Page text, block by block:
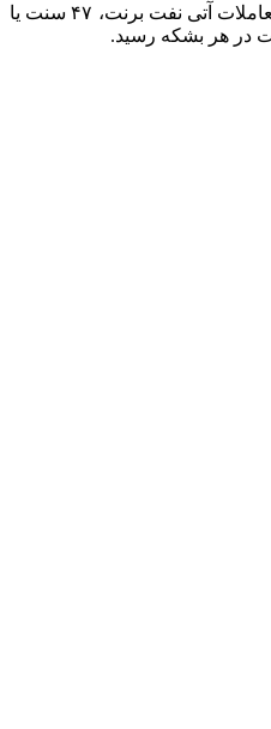
قیمت نفت در معاملات روز پنجشنبه بازار آسیایی، پس از اینکه فدرال رزرو آمریکا اعلام کرد که سرعت کاهش نرخ بهره در سال ۲۰۲۵ را آهسته می‌کند، کاهش یافت. بهای معاملات آتی نفت برنت، ۴۷ سنت یا